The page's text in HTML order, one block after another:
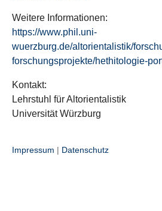
Weitere Informationen:
https://www.phil.uni-
wuerzburg.de/altorientalistik/
forschungsprojekte/hethitologie-
Kontakt:
Lehrstuhl für Altorientalistik
Universität Würzburg
Impressum | Datenschutz